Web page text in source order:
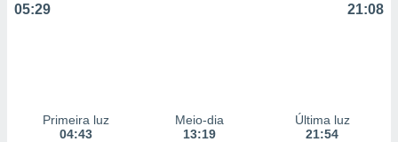
05:29 21:08
Primeira luz
04:43
Meio-dia
13:19
Última luz
21:54